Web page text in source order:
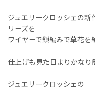
ジュエリークロッシェの新
リーズを
ワイヤーで鎖編みで草花を
仕上げも見た目よりかなり
ジュエリークロッシェの